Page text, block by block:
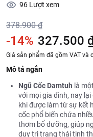
96 Lượt xem
378.900 ₫
-14% 327.500
Giá sản phẩm đã gồm VAT và
Mô tả ngắn
Ngũ Cốc Damtuh là
với mọi gia đình, nay
khi được làm từ sự kết
cốc phổ biến chứa
thơm bổ dưỡng, giúp
duy trì trạng thái tinh